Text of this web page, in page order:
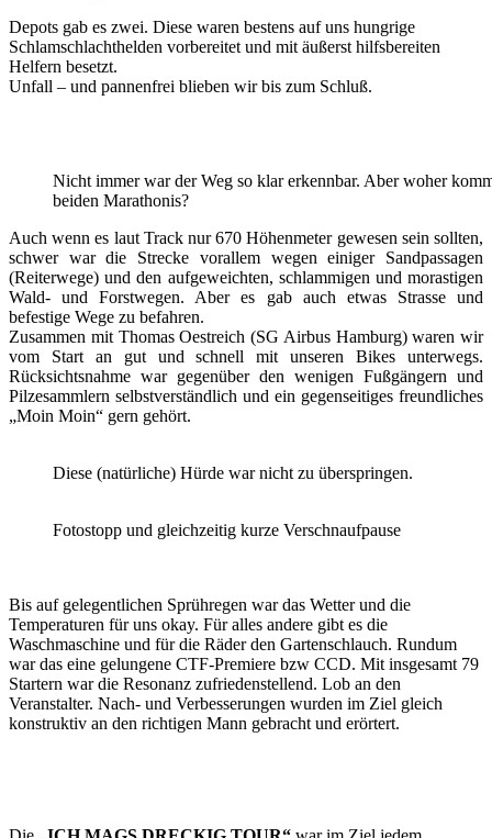
Depots gab es zwei. Diese waren bestens auf uns hungrige
Schlamschlachthelden vorbereitet und mit äußerst hilfsbereiten
Helfern besetzt.
Unfall – und pannenfrei blieben wir bis zum Schluß.
Nicht immer war der Weg so klar erkennbar. Aber woher
beiden Marathonis?
Auch wenn es laut Track nur 670 Höhenmeter gewesen sein sollten,
schwer war die Strecke vorallem wegen einiger Sandpassagen
(Reiterwege) und den aufgeweichten, schlammigen und morastigen
Wald- und Forstwegen. Aber es gab auch etwas Strasse und
befestige Wege zu befahren.
Zusammen mit Thomas Oestreich (SG Airbus Hamburg) waren wir
vom Start an gut und schnell mit unseren Bikes unterwegs.
Rücksichtsnahme war gegenüber den wenigen Fußgängern und
Pilzesammlern selbstverständlich und ein gegenseitiges freundliches
„Moin Moin“ gern gehört.
Diese (natürliche) Hürde war nicht zu überspringen.
Fotostopp und gleichzeitig kurze Verschnaufpause
Bis auf gelegentlichen Sprühregen war das Wetter und die
Temperaturen für uns okay. Für alles andere gibt es die
Waschmaschine und für die Räder den Gartenschlauch. Rundum
war das eine gelungene CTF-Premiere bzw CCD. Mit insgesamt 79
Startern war die Resonanz zufriedenstellend. Lob an den
Veranstalter. Nach- und Verbesserungen wurden im Ziel gleich
konstruktiv an den richtigen Mann gebracht und erörtert.